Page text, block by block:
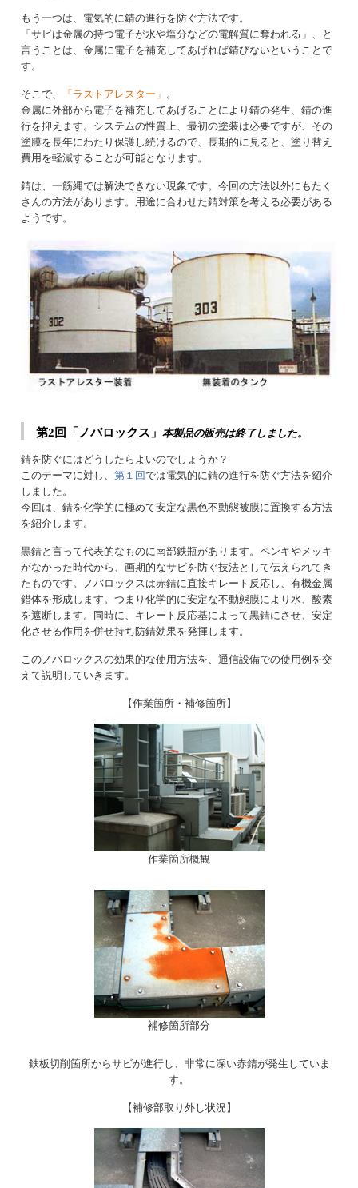
もう一つは、電気的に錆の進行を防ぐ方法です。
「サビは金属の持つ電子が水や塩分などの電解質に奪われる」、と
言うことは、金属に電子を補充してあげれば錆びないということで
す。
そこで、 「ラストアレスター」 。
金属に外部から電子を補充してあげることにより錆の発生、錆の進
行を抑えます。システムの性質上、最初の塗装は必要ですが、その
塗膜を長年にわたり保護し続けるので、長期的に見ると、塗り替え
費用を軽減することが可能となります。
錆は、一筋縄では解決できない現象です。今回の方法以外にもたく
さんの方法があります。用途に合わせた錆対策を考える必要がある
ようです。
第2回「ノバロックス」本製品の販売は終了しました。
錆を防ぐにはどうしたらよいのでしょうか？
このテーマに対し、第１回では電気的に錆の進行を防ぐ方法を紹介
しました。
今回は、錆を化学的に極めて安定な黒色不動態被膜に置換する方法
を紹介します。
黒錆と言って代表的なものに南部鉄瓶があります。ペンキやメッキ
がなかった時代から、画期的なサビを防ぐ技法として伝えられてき
たものです。ノバロックスは赤錆に直接キレート反応し、有機金属
錯体を形成します。つまり化学的に安定な不動態膜により水、酸素
を遮断します。同時に、キレート反応基によって黒錆にさせ、安定
化させる作用を併せ持ち防錆効果を発揮します。
このノバロックスの効果的な使用方法を、通信設備での使用例を交
えて説明していきます。
【作業箇所・補修箇所】
作業箇所概観
補修箇所部分
鉄板切削箇所からサビが進行し、非常に深い赤錆が発生していま
す。
【補修部取り外し状況】